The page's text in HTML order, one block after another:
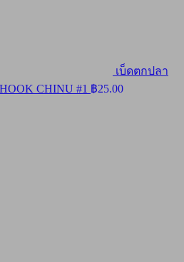
เบ็ดตกปลา
CHINU #1 ฿25.00